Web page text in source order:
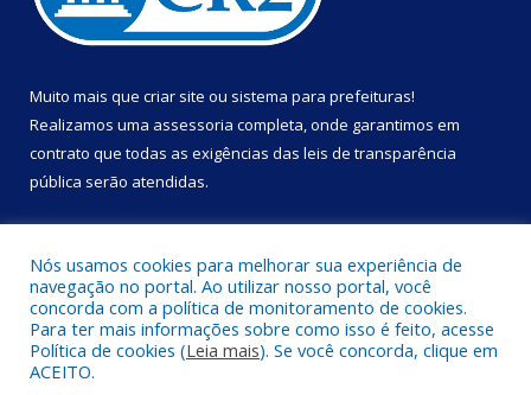
Muito mais que criar site ou sistema para prefeituras!
Realizamos uma assessoria completa, onde garantimos em
contrato que todas as exigências das leis de transparência
pública serão atendidas.
Todos os direitos reservados a Prefeitura Municipal de Portel.
Nós usamos cookies para melhorar sua experiência de
navegação no portal. Ao utilizar nosso portal, você
concorda com a política de monitoramento de cookies.
Para ter mais informações sobre como isso é feito, acesse
Política de cookies (Leia mais). Se você concorda, clique em
ACEITO.